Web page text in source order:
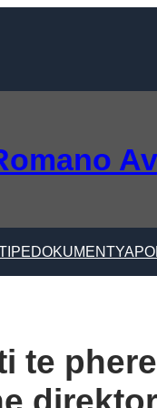
DOKUMENTYA
te